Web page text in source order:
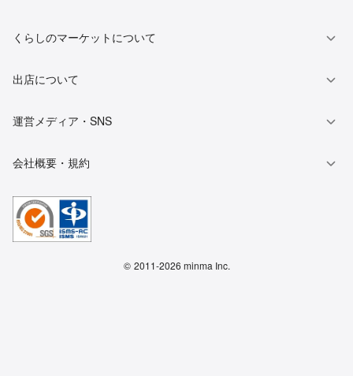
くらしのマーケットについて
出店について
運営メディア・SNS
会社概要・規約
© 2011-2026 minma Inc.